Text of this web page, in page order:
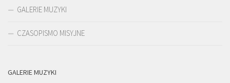
GALERIE MUZYKI
CZASOPISMO MISYJNE
GALERIE MUZYKI